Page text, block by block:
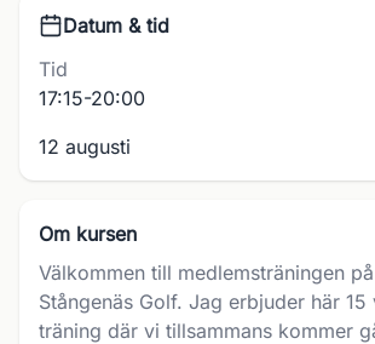
Datum & tid
Tid
17:15-20:00
12 augusti
Om kursen
Välkommen till medlemsträningen
Stångenäs Golf. Jag erbjuder här
träning där vi tillsammans kommer